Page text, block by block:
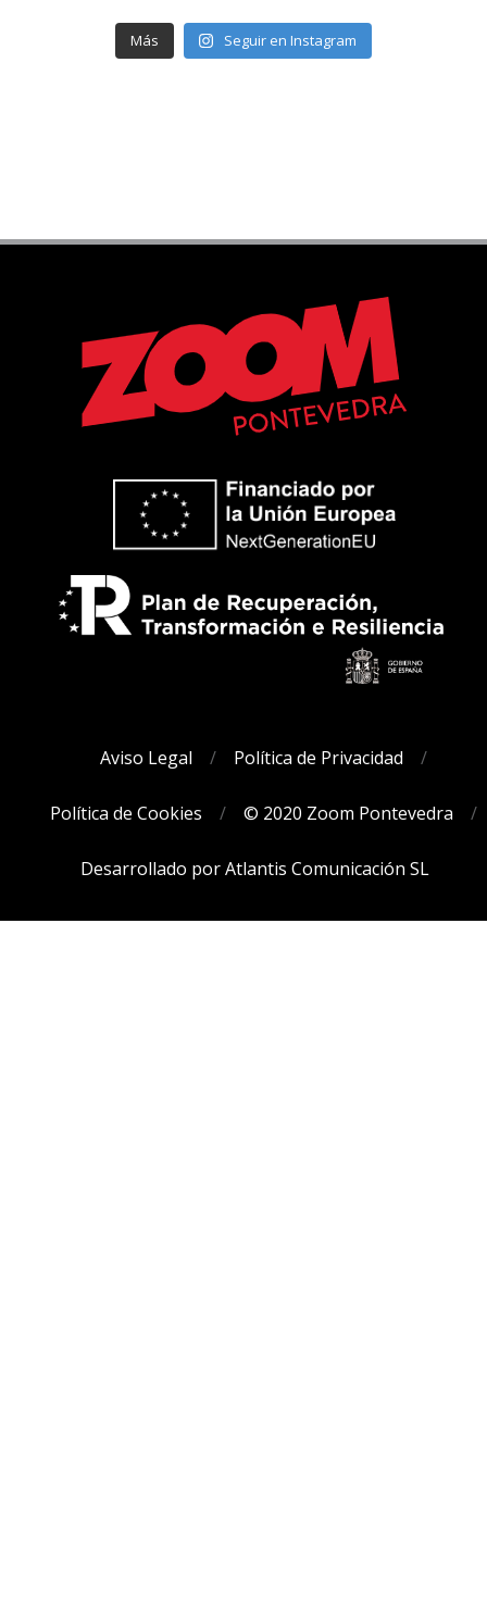
Más Seguir en Instagram
Aviso Legal Política de Privacidad
Política de Cookies © 2020 Zoom Pontevedra
Desarrollado por Atlantis Comunicación SL